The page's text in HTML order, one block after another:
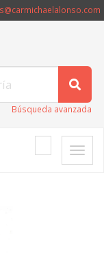
Búsqueda avanzada
Toggle